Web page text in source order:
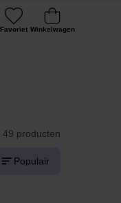
Favoriet Winkelwagen
49 producten
Populair